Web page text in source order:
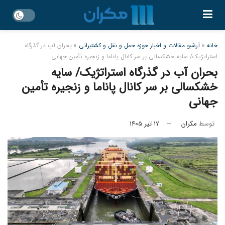
خانه » آرشیو مقالات و اخبار حوزه حمل و نقل و کشتیرانی » بحران آب در گذرگاه
استراتژیک/ سایه خشکسالی بر سر کانال پاناما و زنجیره تأمین جهانی
بحران آب در گذرگاه استراتژیک/ سایه
خشکسالی بر سر کانال پاناما و زنجیره تأمین
جهانی
توسط مکران ۱۷ تیر ۱۴۰۵